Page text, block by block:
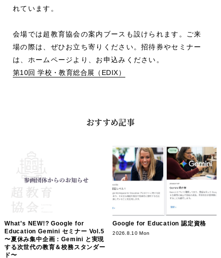
れています。
会場では超教育協会の案内ブースも設けられます。ご来
場の際は、ぜひお立ち寄りください。招待券やセミナー
は、ホームページより、お申込みください。
第10回 学校・教育総合展（EDIX）
おすすめ記事
What’s NEW!? Google for
Education Gemini セミナー Vol.5
〜夏休み集中企画：Gemini と実現
する次世代の教育＆校務スタンダー
ド〜
Google for Education 認定資格
2026.8.10 Mon